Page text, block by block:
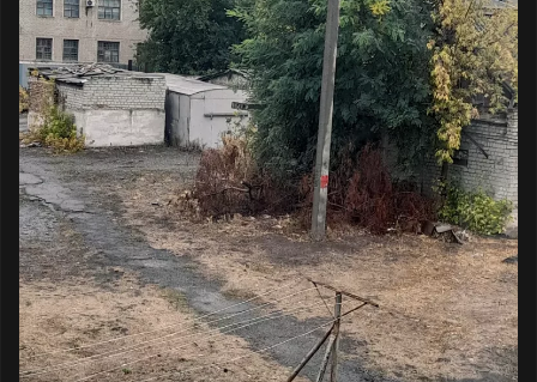
18.05.2026 г. и 19.05.2026 г. поданы
повторные обращения № 347786120 и №
347816191 уже в Аппарат Главы и
Правительства ДНР на бездействие
ответственных структур по уборке свалки. В
итоге обращения снова перенаправлены в
Министерство строительства и ЖКХ ДНР,
«Единый региональный фонд по управлению
МКД на территории ДНР» и в
администрацию Старобешевского м. о.
Однако эти структуры ограничиваются лишь
взаимным перебрасыванием обращений
граждан друг другу, без фактических